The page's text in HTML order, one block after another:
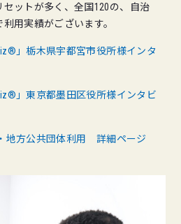
ットが多く、全国120の、自治
用実績がございます。
」栃木県宇都宮市役所様インタ
」東京都墨田区役所様インタビ
地方公共団体利用 詳細ページ